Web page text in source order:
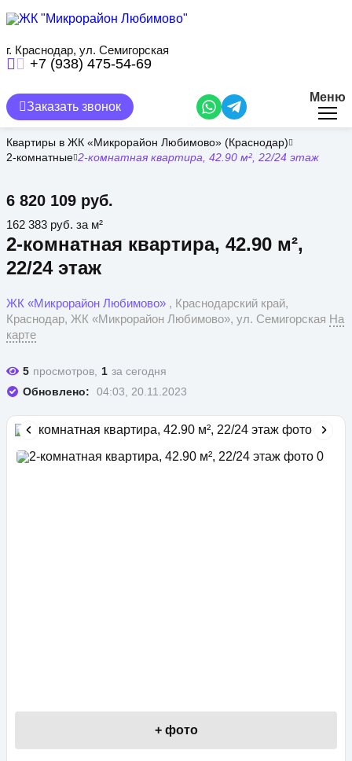
содержанию
г. Краснодар, ул. Семигорская
+7 (938) 475-54-69
Заказать звонок
Меню
Квартиры в ЖК «Микрорайон Любимово» (Краснодар)
2-комнатные 2-комнатная квартира, 42.90 м², 22/24 этаж
2-комнатная квартира, 42.90 м²,
22/24 этаж
6 820 109 руб.
ЖК «Микрорайон Любимово» , Краснодарский край,
Краснодар, ЖК «Микрорайон Любимово», ул. Семигорская На
карте
162 383 руб. за м²
5 просмотров, 1 за сегодня
Обновлено:
04:03, 20.11.2023
+ фото